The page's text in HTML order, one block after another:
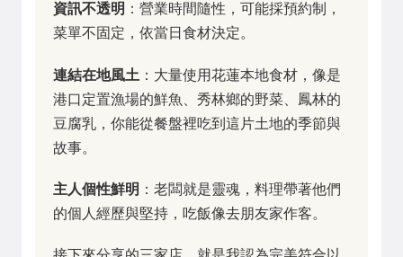
資訊不透明 ：營業時間隨性，可能採預約制，
菜單不固定，依當日食材決定。
連結在地風土 ：大量使用花蓮本地食材，像是
港口定置漁場的鮮魚、秀林鄉的野菜、鳳林的
豆腐乳，你能從餐盤裡吃到這片土地的季節與
故事。
主人個性鮮明 ：老闆就是靈魂，料理帶著他們
的個人經歷與堅持，吃飯像去朋友家作客。